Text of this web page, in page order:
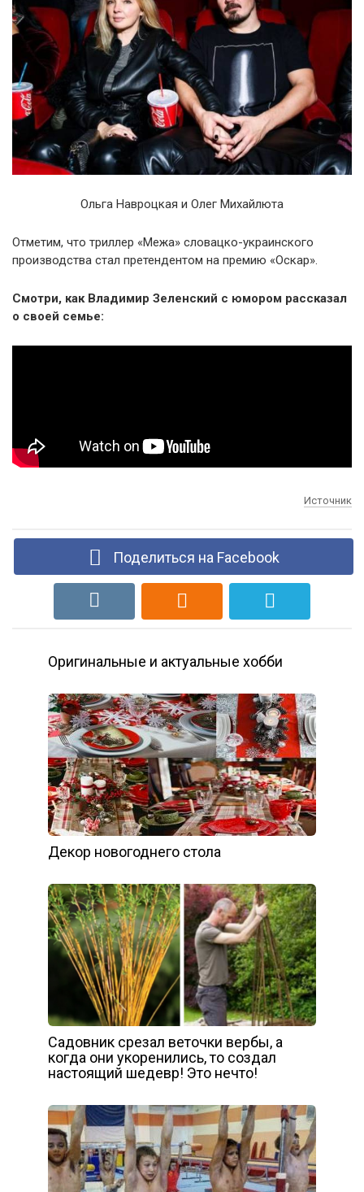
Ольга Навроцкая и Олег Михайлюта
Отметим, что триллер «Межа» словацко-украинского
производства стал претендентом на премию «Оскар».
Смотри, как Владимир Зеленский с юмором рассказал
о своей семье:
Источник
Поделиться на Facebook
Оригинальные и актуальные хобби
Декор новогоднего стола
Садовник срезал веточки вербы, а
когда они укоренились, то создал
настоящий шедевр! Это нечто!